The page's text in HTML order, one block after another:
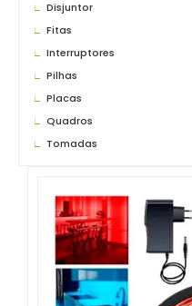
Disjuntor
Fitas
Interruptores
Pilhas
Placas
Quadros
Tomadas